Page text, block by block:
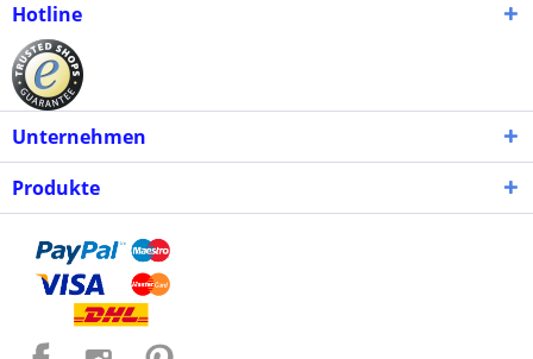
Hotline
Unternehmen
Produkte